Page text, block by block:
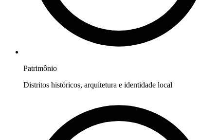
Patrimônio
Distritos históricos, arquitetura e identidade local